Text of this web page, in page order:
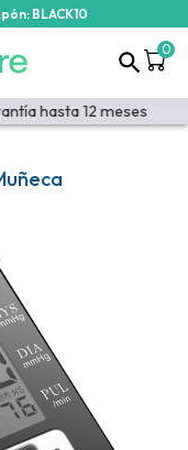
BLACK10
0
hasta 12 meses